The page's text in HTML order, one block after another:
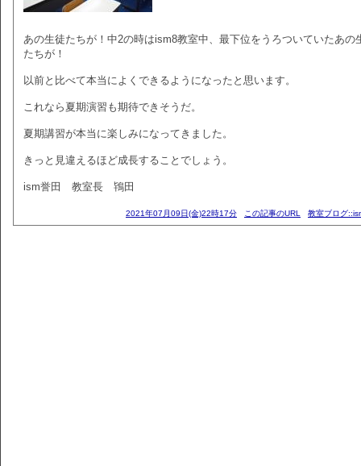
あの生徒たちが！中2の時はism8教室中、最下位をうろついていたあの
たちが！
以前と比べて本当によくできるようになったと思います。
これなら夏期演習も期待できそうだ。
夏期講習が本当に楽しみになってきました。
きっと見違えるほど成長することでしょう。
ism誉田 教室長 鴇田
2021年07月09日(金)22時17分 この記事のURL 教室ブログ